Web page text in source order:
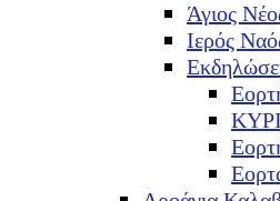
Άγιος
Ιερός